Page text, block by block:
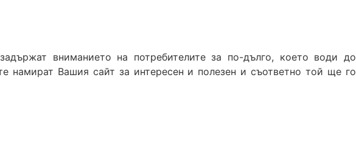
вниманието на потребителите за по-дълго, което води до
намират Вашия сайт за интересен и полезен и съответно той ще го